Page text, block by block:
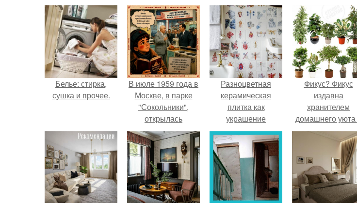
Белье: стирка,
сушка и прочее.
В июле 1959 года в
Москве, в парке
"Сокольники",
открылась
американская
национальная
выставка.
Разноцветная
керамическая
плитка как
украшение
интерьера.
Фикус? Фикус
издавна
хранителем
домашнего уюта
стабильности
семейной
считался.